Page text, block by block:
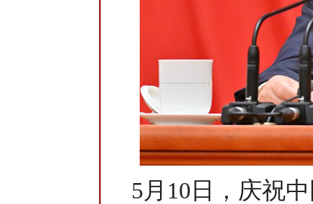
5月10日，庆祝